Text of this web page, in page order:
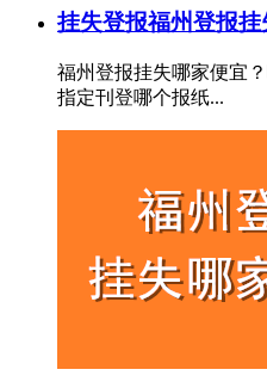
挂失登报福州登报挂
福州登报挂失哪家便宜
指定刊登哪个报纸...